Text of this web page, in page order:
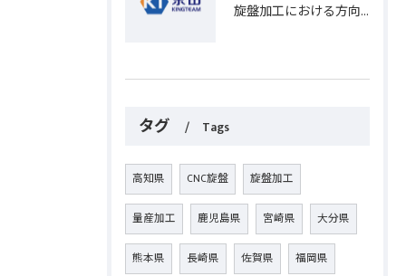
旋盤加工における方向設定の基礎と実践的な加工手順のポイント
タグ Tags
高知県 CNC旋盤 旋盤加工
量産加工 鹿児島県 宮崎県 大分県
熊本県 長崎県 佐賀県 福岡県